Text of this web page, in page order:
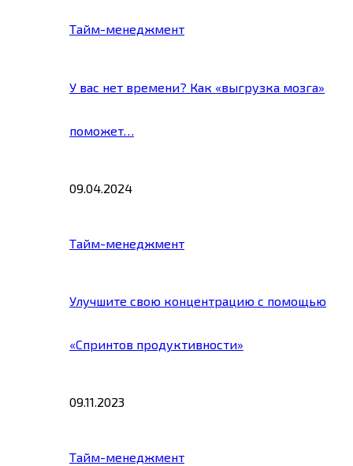
Тайм-менеджмент
У вас нет времени? Как «выгрузка мозга»
поможет…
09.04.2024
Тайм-менеджмент
Улучшите свою концентрацию с помощью
«Спринтов продуктивности»
09.11.2023
Тайм-менеджмент